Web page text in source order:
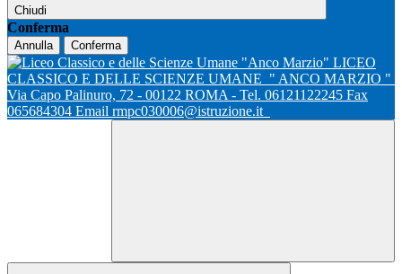
Chiudi
Conferma
Annulla Conferma
LICEO
CLASSICO E DELLE SCIENZE UMANE " ANCO MARZIO "
Via Capo Palinuro, 72 - 00122 ROMA - Tel. 06121122245 Fax
065684304 Email rmpc030006@istruzione.it